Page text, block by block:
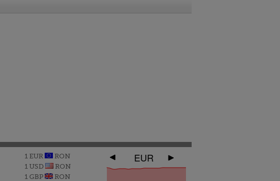
1 EUR
RON
1 USD
RON
1 GBP
RON
EUR